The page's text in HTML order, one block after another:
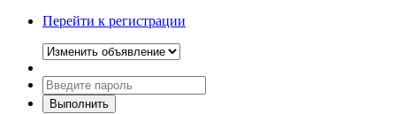
Перейти к регистрации